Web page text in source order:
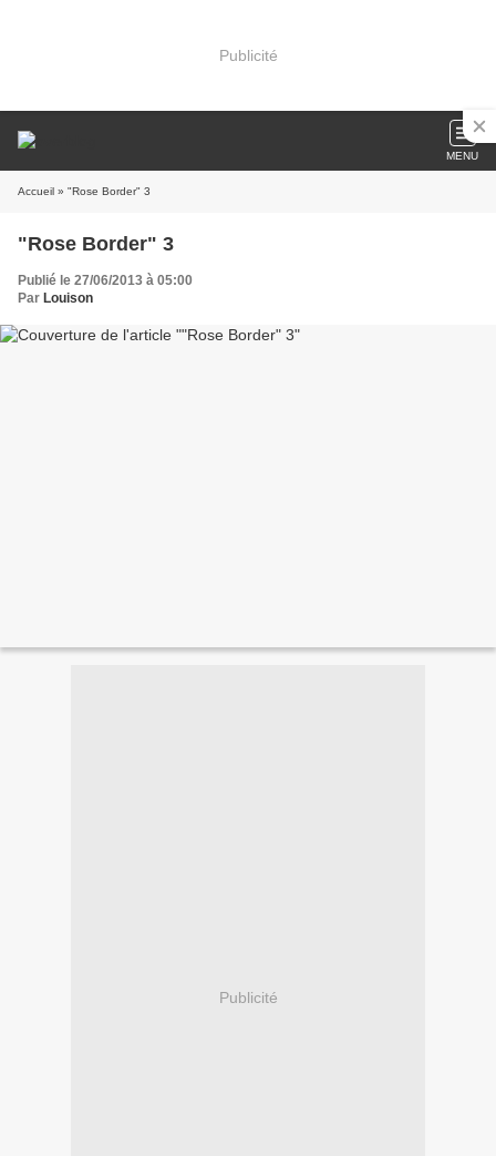
Publicité
MENU
Accueil » "Rose Border" 3
"Rose Border" 3
Publié le 27/06/2013 à 05:00
Par Louison
Publicité